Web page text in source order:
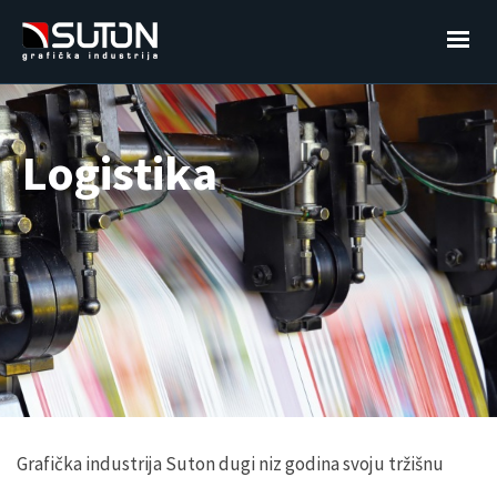
Logistika
Grafička industrija Suton dugi niz godina svoju tržišnu